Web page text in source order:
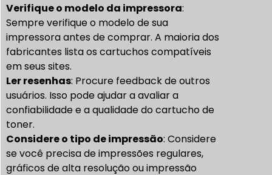
Verifique o modelo da impressora:
Sempre verifique o modelo de sua
impressora antes de comprar. A maioria dos
fabricantes lista os cartuchos compatíveis
em seus sites.
Ler resenhas: Procure feedback de outros
usuários. Isso pode ajudar a avaliar a
confiabilidade e a qualidade do cartucho de
toner.
Considere o tipo de impressão: Considere
se você precisa de impressões regulares,
gráficos de alta resolução ou impressão